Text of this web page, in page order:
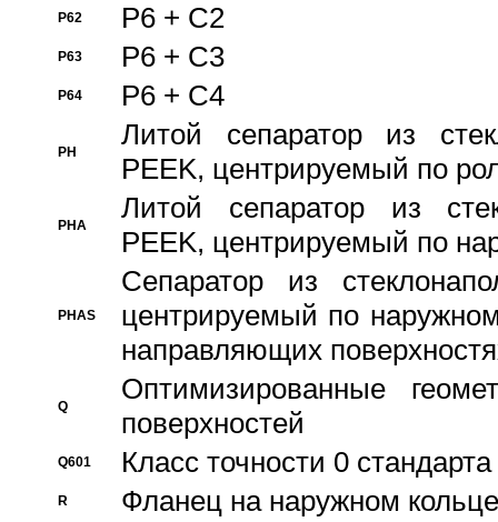
P62 P6 + C2
P63 P6 + C3
P64 P6 + C4
PH
Литой сепаратор из
PEEK, центрируемый по
PHA
Литой сепаратор из
PEEK, центрируемый по
PHAS
Сепаратор из
центрируемый по
направляющих
Q
Оптимизированные
поверхностей
Q601 Класс точности 0
R Фланец на наружном кольце